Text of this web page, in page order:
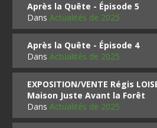
Après la Quête - Épisode 5
DansActualités de 2025
Après la Quête - Épisode 4
DansActualités de 2025
EXPOSITION/VENTE Régis
Maison Juste Avant la Forêt
DansActualités de 2025